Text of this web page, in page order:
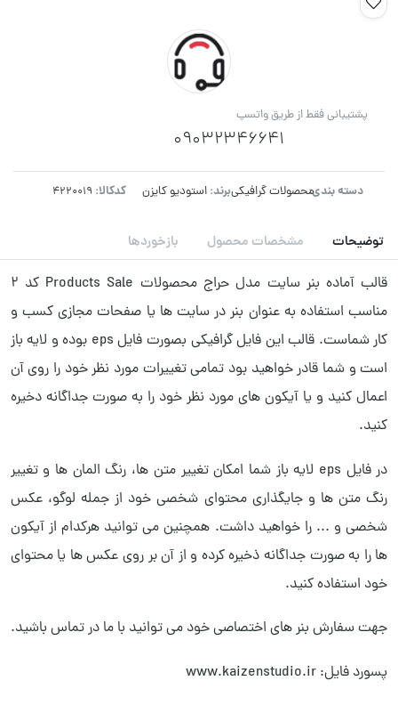
پشتیبانی فقط از طریق واتسپ
09032346641
دسته بندی:محصولات گرافیکیبرند: استودیو کایزن کدکالا:
توضیحات مشخصات محصول بازخوردها
قالب آماده بنر سایت مدل حراج محصولات Products Sale کد ۲
مناسب استفاده به عنوان بنر در سایت ها یا صفحات مجازی کسب و
کار شماست. قالب این فایل گرافیکی بصورت فایل eps بوده و لایه باز
است و شما قادر خواهید بود تمامی تغییرات مورد نظر خود را روی آن
اعمال کنید و یا آیکون های مورد نظر خود را به صورت جداگانه دخیره
کنید.
در فایل eps لایه باز شما امکان تغییر متن ها، رنگ المان ها و تغییر
رنگ متن ها و جایگذاری محتوای شخصی خود از جمله لوگو، عکس
شخصی و ... را خواهید داشت. همچنین می توانید هرکدام از آیکون
ها را به صورت جداگانه ذخیره کرده و از آن بر روی عکس ها یا محتوای
خود استفاده کنید.
جهت سفارش بنر های اختصاصی خود می توانید با ما در تماس باشید.
پسورد فایل: www.kaizenstudio.ir